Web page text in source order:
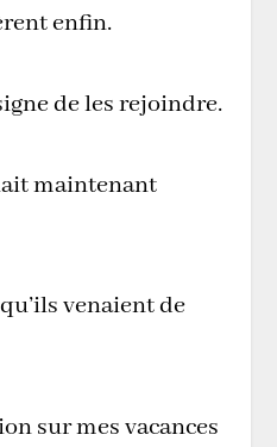
enfin.
de les rejoindre.
maintenant
venaient de
sur mes vacances